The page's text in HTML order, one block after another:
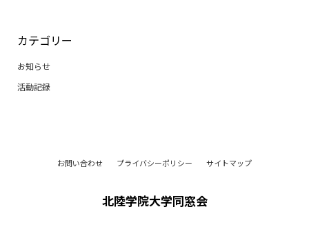
カテゴリー
お知らせ
活動記録
お問い合わせ プライバシーポリシー サイトマップ
北陸学院大学同窓会